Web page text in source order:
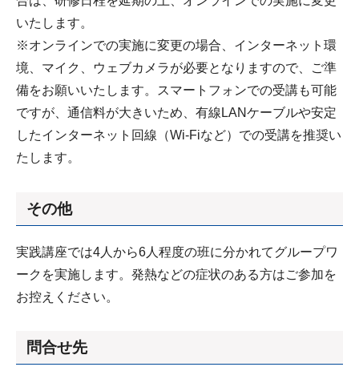
いたします。
※オンラインでの実施に変更の場合、インターネット環
境、マイク、ウェブカメラが必要となりますので、ご準
備をお願いいたします。スマートフォンでの受講も可能
ですが、通信料が大きいため、有線LANケーブルや安定
したインターネット回線（Wi-Fiなど）での受講を推奨い
たします。
その他
実践講座では4人から6人程度の班に分かれてグループワ
ークを実施します。発熱などの症状のある方はご参加を
お控えください。
問合せ先